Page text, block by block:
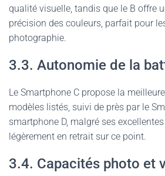
qualité visuelle, tandis que le B offre
précision des couleurs, parfait pour
photographie.
3.3. Autonomie de la
Le Smartphone C propose la
modèles listés, suivi de près par le
smartphone D, malgré ses
légèrement en retrait sur ce point.
3.4. Capacités photo et